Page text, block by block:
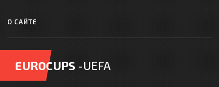
О САЙТЕ
EUROCUPS -UEFA